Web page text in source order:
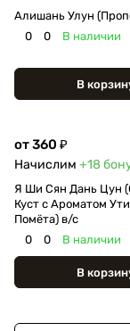
Алишань Улун
0
0 В наличии
В
от 360 ₽
Начислим +18
Я Ши Сян Дань Цун
Куст с Ароматом
Помёта) в/с
0
0 В наличии
В